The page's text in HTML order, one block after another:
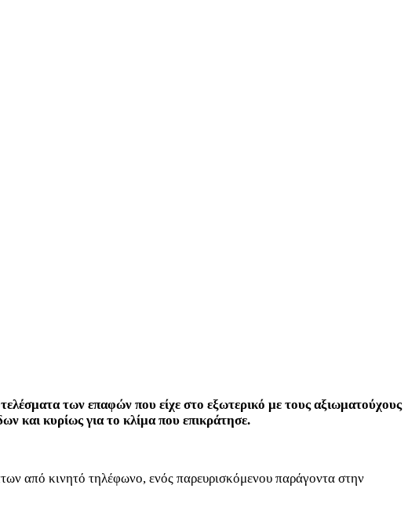
των επαφών που είχε στο εξωτερικό με τους αξιωματούχους
και κυρίως για το κλίμα που επικράτησε.
από κινητό τηλέφωνο, ενός παρευρισκόμενου παράγοντα στην